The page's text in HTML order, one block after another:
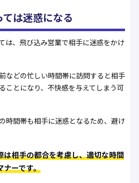
は迷惑になる
は、飛び込み営業で相手に迷惑をかけ
などの忙しい時間帯に訪問すると相手
ことになり、不快感を与えてしまう可
時間帯も相手に迷惑となるため、避け
は相手の都合を考慮し、適切な時間
ナーです。